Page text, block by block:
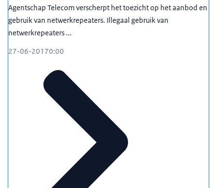
Agentschap Telecom verscherpt het toezicht op het aanbod en
gebruik van netwerkrepeaters. Illegaal gebruik van
netwerkrepeaters ...
27-06-20170:00